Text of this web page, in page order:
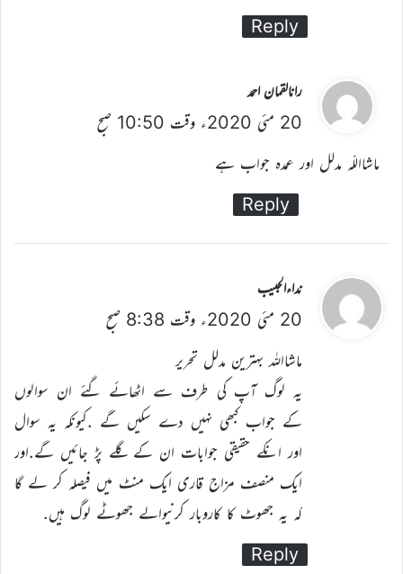
Reply
رانالقمان احمد
ے
ا
20 مئی 2020ء وقت 10:50 صبح
ماشااللّہ مدلل اور عمدہ جواب ہے
Reply
نداءالحبیب
ے
ک
ہ
20 مئی 2020ء وقت 8:38 صبح
ماشااللہ بہترین مدلل تحریر
یہ لوگ آپ کی طرف سے اٹھائے گئے ان سوالوں
کے جواب کبھی نہیں دے سکیں گے .کیونکہ یہ سوال
اور انکے حقیقی جوابات ان کے گلے پڑ جائیں گے.اور
ایک منصف مزاج قاری ایک منٹ میں فیصلہ کر لے گا
کہ یہ جھوٹ کا کاروبار کرنیوالے جھوٹے لوگ ہیں.
Reply